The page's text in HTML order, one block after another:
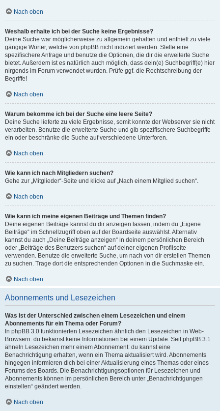
Nach oben
Weshalb erhalte ich bei der Suche keine Ergebnisse?
Deine Suche war möglicherweise zu allgemein gehalten und enthielt zu viele
gängige Wörter, welche von phpBB nicht indiziert werden. Stelle eine
spezifischere Anfrage und benutze die Optionen, die dir die erweiterte Suche
bietet. Außerdem ist es natürlich auch möglich, dass dein(e) Suchbegriff(e) hier
nirgends im Forum verwendet wurden. Prüfe ggf. die Rechtschreibung der
Begriffe!
Nach oben
Warum bekomme ich bei der Suche eine leere Seite?
Deine Suche lieferte zu viele Ergebnisse, somit konnte der Webserver sie nicht
verarbeiten. Benutze die erweiterte Suche und gib spezifischere Suchbegriffe
ein oder beschränke die Suche auf verschiedene Unterforen.
Nach oben
Wie kann ich nach Mitgliedern suchen?
Gehe zur „Mitglieder“-Seite und klicke auf „Nach einem Mitglied suchen“.
Nach oben
Wie kann ich meine eigenen Beiträge und Themen finden?
Deine eigenen Beiträge kannst du dir anzeigen lassen, indem du „Eigene
Beiträge“ im Schnellzugriff oben auf der Boardseite auswählst. Alternativ
kannst du auch „Deine Beiträge anzeigen“ in deinem persönlichen Bereich
oder „Beiträge des Benutzers suchen“ auf deiner eigenen Profilseite
verwenden. Benutze die erweiterte Suche, um nach von dir erstellen Themen
zu suchen. Trage dort die entsprechenden Optionen in die Suchmaske ein.
Nach oben
Abonnements und Lesezeichen
Was ist der Unterschied zwischen einem Lesezeichen und einem
Abonnements für ein Thema oder Forum?
In phpBB 3.0 funktionierten Lesezeichen ähnlich den Lesezeichen in Web-
Browsern: du bekamst keine Informationen bei einem Update. Seit phpBB 3.1
ähneln Lesezeichen mehr einem Abonnement: du kannst eine
Benachrichtigung erhalten, wenn ein Thema aktualisiert wird. Abonnements
hingegen informieren dich bei einer Aktualisierung eines Themas oder eines
Forums des Boards. Die Benachrichtigungsoptionen für Lesezeichen und
Abonnements können im persönlichen Bereich unter „Benachrichtigungen
einstellen“ geändert werden.
Nach oben